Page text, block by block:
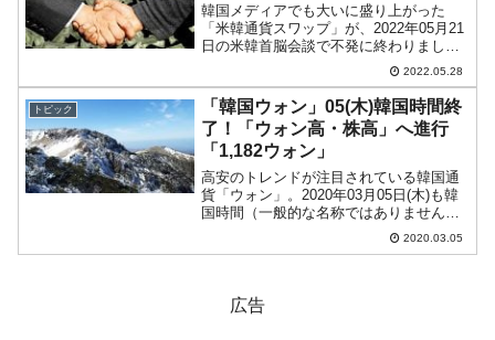
韓国メディアでも大いに盛り上がった
「米韓通貨スワップ」が、2022年05月21
日の米韓首脳会談で不発に終わりまし
た。しかし、まだ「議論を継続してなん
とか締結まで」という意見が韓国メディ
アでは出続けています。まず、『中央日
報（日本語版）』には...
2022.05.28
トピック
「韓国ウォン」05(木)韓国時間終
了！「ウォン高・株高」へ進行
「1,182ウォン」
高安のトレンドが注目されている韓国通
貨「ウォン」。2020年03月05日(木)も韓
国時間（一般的な名称ではありませんが
韓国株部式市場が開いている09：00～
15：30をこう呼びます）が終了しまし
2020.03.05
広告